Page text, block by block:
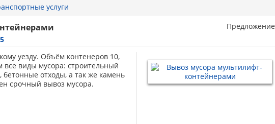
услуги
Предложение
уезду. Объём контенеров 10,
все виды мусора: cтроительный
отходы, а так же камень
срочный вывоз мусора.